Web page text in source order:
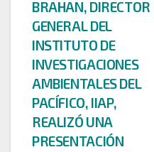
de
entradas
BRAHAN, DIRECTOR
GENERAL DEL
INSTITUTO DE
INVESTIGACIONES
AMBIENTALES DEL
PACÍFICO, IIAP,
REALIZÓ UNA
PRESENTACIÓN